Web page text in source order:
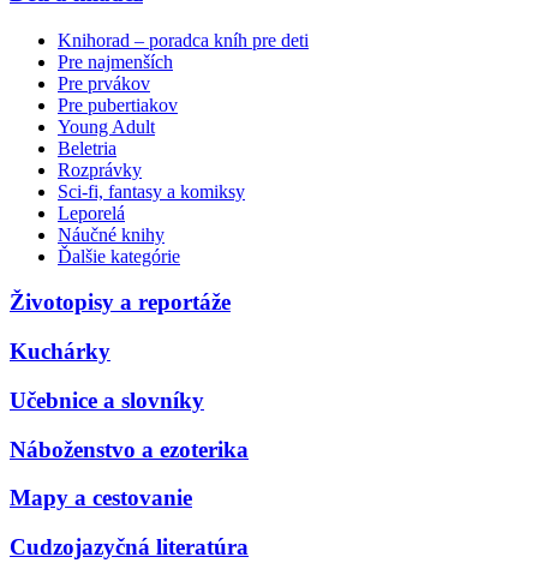
Knihorad – poradca kníh pre deti
Pre najmenších
Pre prvákov
Pre pubertiakov
Young Adult
Beletria
Rozprávky
Sci-fi, fantasy a komiksy
Leporelá
Náučné knihy
Ďalšie kategórie
Životopisy a reportáže
Kuchárky
Učebnice a slovníky
Náboženstvo a ezoterika
Mapy a cestovanie
Cudzojazyčná literatúra